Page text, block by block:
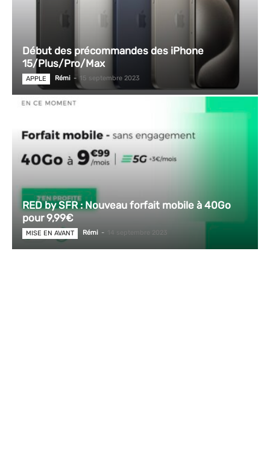
Début des précommandes des iPhone
15/Plus/Pro/Max
APPLE Rémi - 15 septembre 2023
RED by SFR : Nouveau forfait mobile à 40Go
pour 9,99€
MISE EN AVANT Rémi - 14 septembre 2023